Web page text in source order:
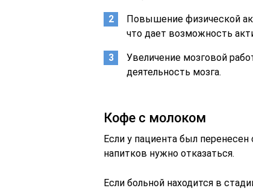
Повышение физической
что дает возможность
Увеличение мозговой
деятельность мозга.
Кофе с молоком
Если у пациента был
напитков нужно отказаться.
Если больной находится в